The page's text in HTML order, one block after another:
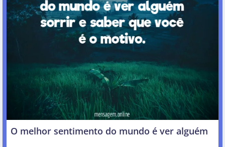
O melhor sentimento do mundo é ver alguém